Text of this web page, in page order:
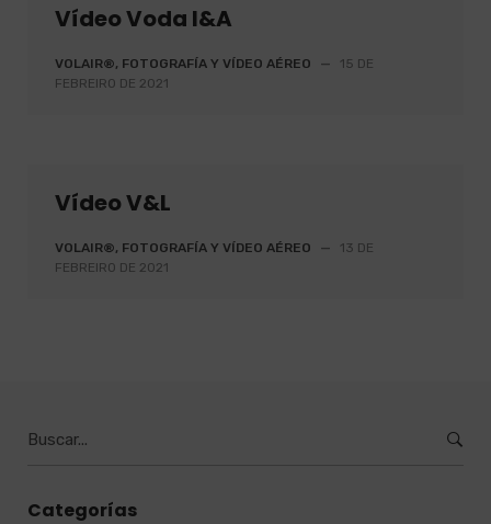
Vídeo Voda I&A
VOLAIR®, FOTOGRAFÍA Y VÍDEO AÉREO —
15 DE
FEBREIRO DE 2021
Vídeo V&L
VOLAIR®, FOTOGRAFÍA Y VÍDEO AÉREO —
13 DE
FEBREIRO DE 2021
Categorías